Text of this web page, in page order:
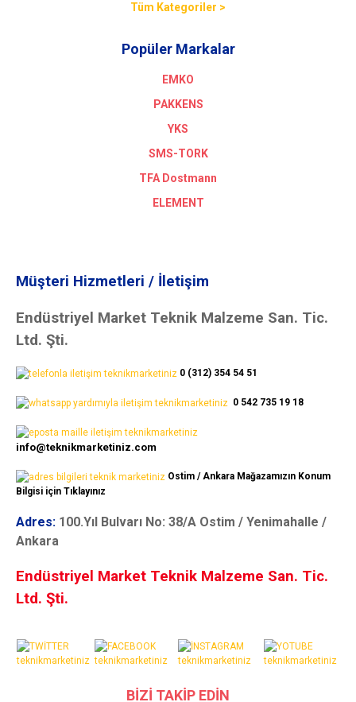
Tüm Kategoriler >
Popüler Markalar
EMKO
PAKKENS
YKS
SMS-TORK
TFA Dostmann
ELEMENT
Müşteri Hizmetleri / İletişim
Endüstriyel Market Teknik Malzeme San. Tic.
Ltd. Şti.
0 (312) 354 54 51
0 542 735 19 18
info@teknikmarketiniz.com
Ostim / Ankara Mağazamızın Konum
Bilgisi için Tıklayınız
Adres: 100.Yıl Bulvarı No: 38/A Ostim / Yenimahalle /
Ankara
Endüstriyel Market Teknik Malzeme San. Tic.
Ltd. Şti.
BİZİ TAKİP EDİN